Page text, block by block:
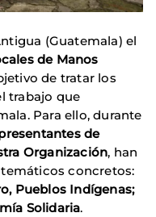
(Guatemala) el
de Manos
de tratar los
trabajo que
Para ello, durante
de
Organización, han
concretos:
Pueblos Indígenas;
Solidaria.